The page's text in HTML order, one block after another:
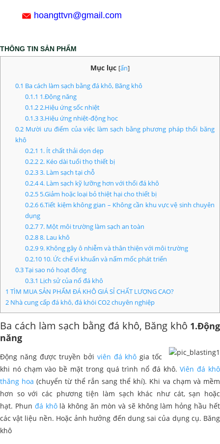
hoangttvn@gmail.com
THÔNG TIN SẢN PHẨM
Mục lục [ẩn]
0.1 Ba cách làm sạch bằng đá khô, Băng khô
0.1.1 1.Động năng
0.1.22.Hiệu ứng sốc nhiệt
0.1.33.Hiệu ứng nhiệt-động học
0.2Mười ưu điểm của việc làm sạch bằng phương pháp thổi băng
khô
0.2.1 1. Ít chất thải dọn dẹp
0.2.22. Kéo dài tuổi thọ thiết bị
0.2.33. Làm sạch tại chỗ
0.2.44. Làm sạch kỹ lưỡng hơn với thổi đá khô
0.2.55.Giảm hoặc loại bỏ thiệt hại cho thiết bị
0.2.66.Tiết kiệm không gian – Không cần khu vực vệ sinh chuyên
dụng
0.2.77. Một môi trường làm sạch an toàn
0.2.88. Lau khô
0.2.99. Không gây ô nhiễm và thân thiện với môi trường
0.2.1010. Ức chế vi khuẩn và nấm mốc phát triển
0.3Tại sao nó hoạt động
0.3.1 Lịch sử của nổ đá khô
1 TÌM MUA SẢN PHẨM ĐÁ KHÔ GIÁ SỈ CHẤT LƯỢNG CAO?
2 Nhà cung cấp đá khô, đá khói CO2 chuyên nghiệp
Ba cách làm sạch bằng đá khô, Băng khô 1.Động
năng
Động năng được truyền bởi viên đá khô gia tốc
khi nó chạm vào bề mặt trong quá trình nổ đá khô.Viên đá khô
thăng hoa (chuyển từ thể rắn sang thể khí). Khi va chạm và mềm
hơn so với các phương tiện làm sạch khác như cát, sạn hoặc
hạt. Phun đá khô là không ăn mòn và sẽ không làm hỏng hầu hết
các vật liệu nền. Hoặc ảnh hưởng đến dung sai của dụng cụ. Băng
khô